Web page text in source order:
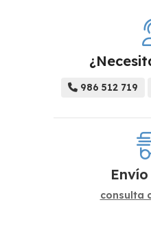
986 512 719
consulta